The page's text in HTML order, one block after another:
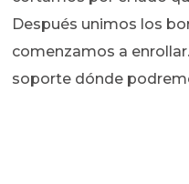
Después unimos los
comenzamos a
soporte dónde